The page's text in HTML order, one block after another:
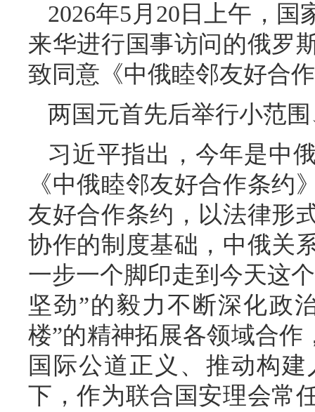
2026年5月20日上午，
来华进行国事访问的俄罗
致同意《中俄睦邻友好合
两国元首先后举行小范
习近平指出，今年是中
《中俄睦邻友好合作条约
友好合作条约，以法律形
协作的制度基础，中俄关
一步一个脚印走到今天这
坚劲”的毅力不断深化政
楼”的精神拓展各领域合作
国际公道正义、推动构
下，作为联合国安理会常